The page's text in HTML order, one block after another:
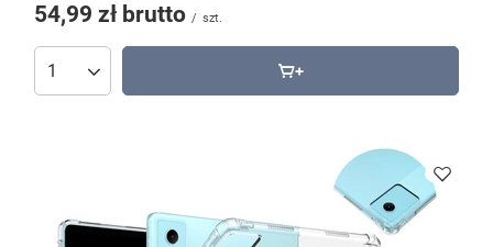
54,99 zł brutto / szt.